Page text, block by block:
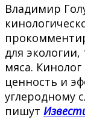
Владимир
для
мяса.
ценность и
углеродному
пишут